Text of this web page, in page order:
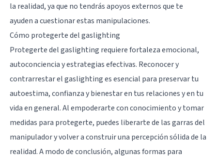
la realidad, ya que no tendrás apoyos externos que te
ayuden a cuestionar estas manipulaciones.
Cómo protegerte del gaslighting
Protegerte del gaslighting requiere fortaleza emocional,
autoconciencia y estrategias efectivas. Reconocer y
contrarrestar el gaslighting es esencial para preservar tu
autoestima, confianza y bienestar en tus relaciones y en tu
vida en general. Al empoderarte con conocimiento y tomar
medidas para protegerte, puedes liberarte de las garras del
manipulador y volver a construir una percepción sólida de la
realidad. A modo de conclusión, algunas formas para